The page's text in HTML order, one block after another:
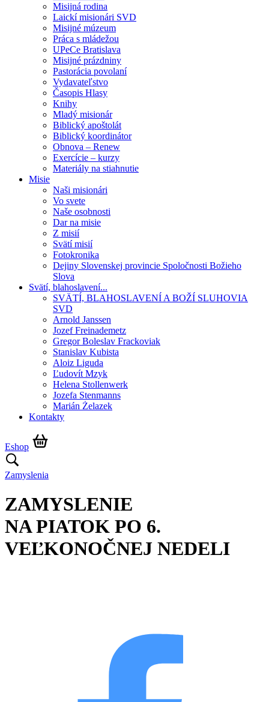
Misijná rodina
Laickí misionári SVD
Misijné múzeum
Práca s mládežou
UPeCe Bratislava
Misijné prázdniny
Pastorácia povolaní
Vydavateľstvo
Časopis Hlasy
Knihy
Mladý misionár
Biblický apoštolát
Biblický koordinátor
Obnova – Renew
Exercície – kurzy
Materiály na stiahnutie
Misie
Naši misionári
Vo svete
Naše osobnosti
Dar na misie
Z misií
Svätí misií
Fotokronika
Dejiny Slovenskej provincie Spoločnosti Božieho
Slova
Svätí, blahoslavení...
SVÄTÍ, BLAHOSLAVENÍ A BOŽÍ SLUHOVIA
SVD
Arnold Janssen
Jozef Freinademetz
Gregor Boleslav Frackoviak
Stanislav Kubista
Aloiz Liguda
Ľudovít Mzyk
Helena Stollenwerk
Jozefa Stenmanns
Marián Żelazek
Kontakty
Eshop
Zamyslenia
ZAMYSLENIE
NA PIATOK PO 6.
VEĽKONOČNEJ NEDELI